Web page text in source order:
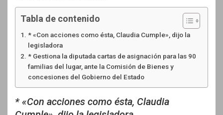
Tabla de contenido
* «Con acciones como ésta, Claudia Cumple», dijo la
legisladora
* Gestiona la diputada cartas de asignación para las 90
familias del lugar, ante la Comisión de Bienes y
concesiones del Gobierno del Estado
* «Con acciones como ésta, Claudia